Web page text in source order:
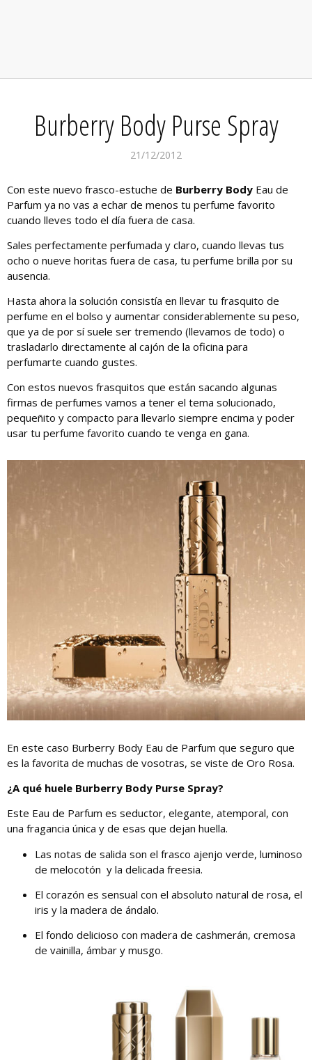
Burberry Body Purse Spray
21/12/2012
Con este nuevo frasco-estuche de Burberry Body Eau de
Parfum ya no vas a echar de menos tu perfume favorito
cuando lleves todo el día fuera de casa.
Sales perfectamente perfumada y claro, cuando llevas tus
ocho o nueve horitas fuera de casa, tu perfume brilla por su
ausencia.
Hasta ahora la solución consistía en llevar tu frasquito de
perfume en el bolso y aumentar considerablemente su peso,
que ya de por sí suele ser tremendo (llevamos de todo) o
trasladarlo directamente al cajón de la oficina para
perfumarte cuando gustes.
Con estos nuevos frasquitos que están sacando algunas
firmas de perfumes vamos a tener el tema solucionado,
pequeñito y compacto para llevarlo siempre encima y poder
usar tu perfume favorito cuando te venga en gana.
En este caso Burberry Body Eau de Parfum que seguro que
es la favorita de muchas de vosotras, se viste de Oro Rosa.
¿A qué huele Burberry Body Purse Spray?
Este Eau de Parfum es seductor, elegante, atemporal, con
una fragancia única y de esas que dejan huella.
Las notas de salida son el frasco ajenjo verde, luminoso
de melocotón y la delicada freesia.
El corazón es sensual con el absoluto natural de rosa, el
iris y la madera de ándalo.
El fondo delicioso con madera de cashmerán, cremosa
de vainilla, ámbar y musgo.